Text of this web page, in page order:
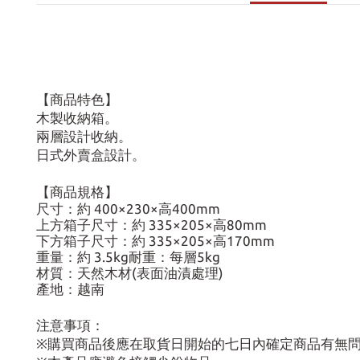
【商品特色】
木製收納箱。
兩層設計收納。
日式外賣盒設計。
【商品規格】
尺寸：約 400×230×高400mm
上方箱子尺寸：約 335×205×高80mm
下方箱子尺寸：約 335×205×高170mm
重量：約 3.5kg耐重：每層5kg
材質：天然木材(表面油漬處理)
產地：越南
注意事項：
※購買商品後應在取貨日開始的七日內確定商品有無問